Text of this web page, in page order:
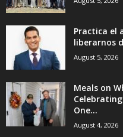
Practica el
liberarnos
August 5, 2026
Meals on
One...
August 4, 2026